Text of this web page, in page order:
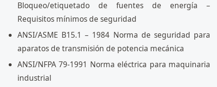
Bloqueo/etiquetado de fuentes de energía –
Requisitos mínimos de seguridad
ANSI/ASME B15.1 – 1984 Norma de seguridad para
aparatos de transmisión de potencia mecánica
ANSI/NFPA 79-1991 Norma eléctrica para maquinaria
industrial